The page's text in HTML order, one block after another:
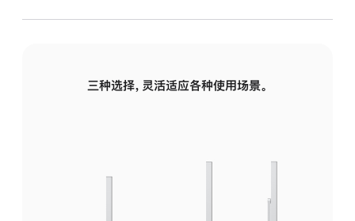
三种选择，灵活适应各种使用场景。